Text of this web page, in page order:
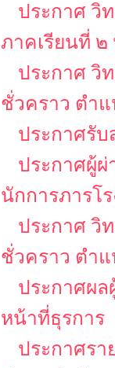
ประกาศ วิ
ภาคเรียนที่
ประกาศ วิ
ชั่วคราว ตำ
ประกาศรั
ประกาศผู้
นักการภารโร
ประกาศ วิ
ชั่วคราว ตำ
ประกาศผล
หน้าที่ธุรการ
ประกาศรา